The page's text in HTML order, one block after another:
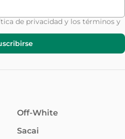
de privacidad y los términos y
Off-White
Sacai